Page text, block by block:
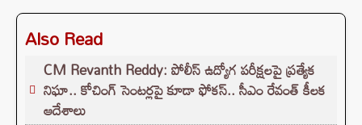
Also Read
CM Revanth Reddy: పోలీస్ ఉద్యోగ పరీక్షలపై ప్రత్యేక
నిఘా.. కోచింగ్ సెంటర్లపై కూడా ఫోకస్.. సీఎం రేవంత్ కీలక
ఆదేశాలు